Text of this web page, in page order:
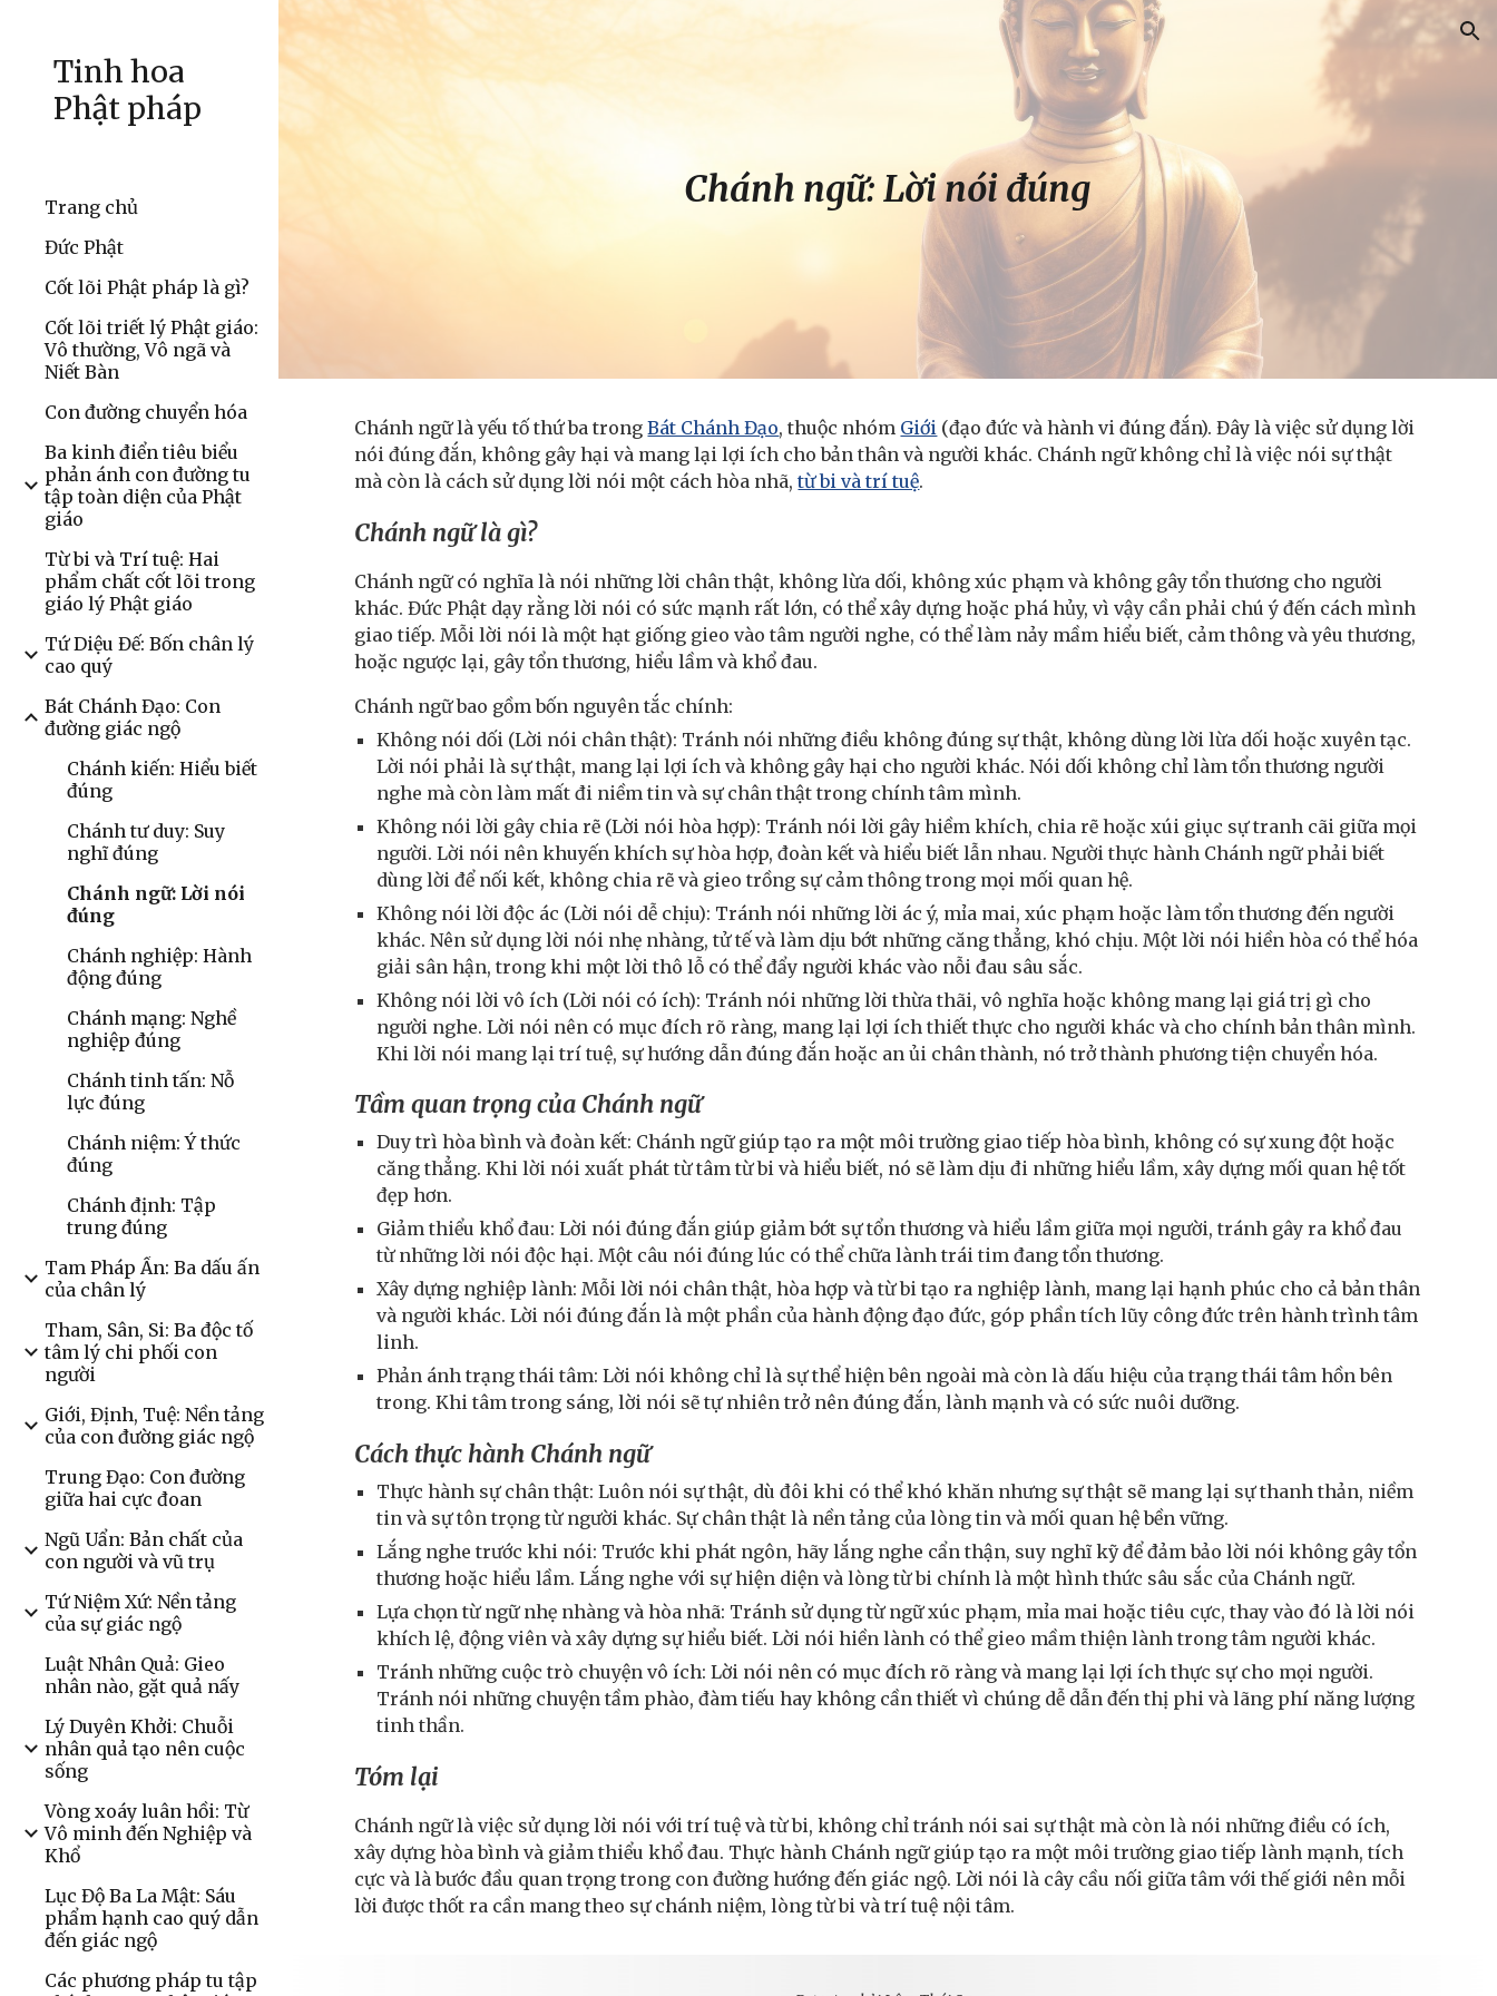
Skip to navigation
Tinh hoa
Phật pháp
Trang chủ
Đức Phật
Cốt lõi Phật pháp là gì?
Cốt lõi triết lý Phật giáo:
Vô thường, Vô ngã và
Niết Bàn
Con đường chuyển hóa
Ba kinh điển tiêu biểu
phản ánh con đường tu
tập toàn diện của Phật
giáo
Từ bi và Trí tuệ: Hai
phẩm chất cốt lõi trong
giáo lý Phật giáo
Tứ Diệu Đế: Bốn chân lý
cao quý
Bát Chánh Đạo: Con
đường giác ngộ
Chánh kiến: Hiểu biết
đúng
Chánh tư duy: Suy
nghĩ đúng
Chánh ngữ: Lời nói
đúng
Chánh nghiệp: Hành
động đúng
Chánh mạng: Nghề
nghiệp đúng
Chánh tinh tấn: Nỗ
lực đúng
Chánh niệm: Ý thức
đúng
Chánh định: Tập
trung đúng
Tam Pháp Ấn: Ba dấu ấn
của chân lý
Tham, Sân, Si: Ba độc tố
tâm lý chi phối con
người
Giới, Định, Tuệ: Nền tảng
của con đường giác ngộ
Trung Đạo: Con đường
giữa hai cực đoan
Ngũ Uẩn: Bản chất của
con người và vũ trụ
Tứ Niệm Xứ: Nền tảng
của sự giác ngộ
Luật Nhân Quả: Gieo
nhân nào, gặt quả nấy
Lý Duyên Khởi: Chuỗi
nhân quả tạo nên cuộc
sống
Vòng xoáy luân hồi: Từ
Vô minh đến Nghiệp và
Khổ
Lục Độ Ba La Mật: Sáu
phẩm hạnh cao quý dẫn
đến giác ngộ
Các phương pháp tu tập
Chánh ngữ: Lời nói đúng
Chánh ngữ là yếu tố thứ ba trongBát Chánh Đạo, thuộc nhóm Giới (đạo đức và hành vi đúng đắn). Đây là việc sử dụng lời
nói đúng đắn, không gây hại và mang lại lợi ích cho bản thân và người khác. Chánh ngữ không chỉ là việc nói sự thật
mà còn là cách sử dụng lời nói một cách hòa nhã,từ bi và trí tuệ.
Chánh ngữ là gì?
Chánh ngữ có nghĩa là nói những lời chân thật, không lừa dối, không xúc phạm và không gây tổn thương cho người
khác. Đức Phật dạy rằng lời nói có sức mạnh rất lớn, có thể xây dựng hoặc phá hủy, vì vậy cần phải chú ý đến cách mình
giao tiếp. Mỗi lời nói là một hạt giống gieo vào tâm người nghe, có thể làm nảy mầm hiểu biết, cảm thông và yêu thương,
hoặc ngược lại, gây tổn thương, hiểu lầm và khổ đau.
Chánh ngữ bao gồm bốn nguyên tắc chính:
Không nói dối (Lời nói chân thật): Tránh nói những điều không đúng sự thật, không dùng lời lừa dối hoặc xuyên tạc.
Lời nói phải là sự thật, mang lại lợi ích và không gây hại cho người khác. Nói dối không chỉ làm tổn thương người
nghe mà còn làm mất đi niềm tin và sự chân thật trong chính tâm mình.
Không nói lời gây chia rẽ (Lời nói hòa hợp): Tránh nói lời gây hiềm khích, chia rẽ hoặc xúi giục sự tranh cãi giữa mọi
người. Lời nói nên khuyến khích sự hòa hợp, đoàn kết và hiểu biết lẫn nhau. Người thực hành Chánh ngữ phải biết
dùng lời để nối kết, không chia rẽ và gieo trồng sự cảm thông trong mọi mối quan hệ.
Không nói lời độc ác (Lời nói dễ chịu): Tránh nói những lời ác ý, mỉa mai, xúc phạm hoặc làm tổn thương đến người
khác. Nên sử dụng lời nói nhẹ nhàng, tử tế và làm dịu bớt những căng thẳng, khó chịu. Một lời nói hiền hòa có thể hóa
giải sân hận, trong khi một lời thô lỗ có thể đẩy người khác vào nỗi đau sâu sắc.
Không nói lời vô ích (Lời nói có ích): Tránh nói những lời thừa thãi, vô nghĩa hoặc không mang lại giá trị gì cho
người nghe. Lời nói nên có mục đích rõ ràng, mang lại lợi ích thiết thực cho người khác và cho chính bản thân mình.
Khi lời nói mang lại trí tuệ, sự hướng dẫn đúng đắn hoặc an ủi chân thành, nó trở thành phương tiện chuyển hóa.
Tầm quan trọng của Chánh ngữ
Duy trì hòa bình và đoàn kết: Chánh ngữ giúp tạo ra một môi trường giao tiếp hòa bình, không có sự xung đột hoặc
căng thẳng. Khi lời nói xuất phát từ tâm từ bi và hiểu biết, nó sẽ làm dịu đi những hiểu lầm, xây dựng mối quan hệ tốt
đẹp hơn.
Giảm thiểu khổ đau: Lời nói đúng đắn giúp giảm bớt sự tổn thương và hiểu lầm giữa mọi người, tránh gây ra khổ đau
từ những lời nói độc hại. Một câu nói đúng lúc có thể chữa lành trái tim đang tổn thương.
Xây dựng nghiệp lành: Mỗi lời nói chân thật, hòa hợp và từ bi tạo ra nghiệp lành, mang lại hạnh phúc cho cả bản thân
và người khác. Lời nói đúng đắn là một phần của hành động đạo đức, góp phần tích lũy công đức trên hành trình tâm
linh.
Phản ánh trạng thái tâm: Lời nói không chỉ là sự thể hiện bên ngoài mà còn là dấu hiệu của trạng thái tâm hồn bên
trong. Khi tâm trong sáng, lời nói sẽ tự nhiên trở nên đúng đắn, lành mạnh và có sức nuôi dưỡng.
Cách thực hành Chánh ngữ
Thực hành sự chân thật: Luôn nói sự thật, dù đôi khi có thể khó khăn nhưng sự thật sẽ mang lại sự thanh thản, niềm
tin và sự tôn trọng từ người khác. Sự chân thật là nền tảng của lòng tin và mối quan hệ bền vững.
Lắng nghe trước khi nói: Trước khi phát ngôn, hãy lắng nghe cẩn thận, suy nghĩ kỹ để đảm bảo lời nói không gây tổn
thương hoặc hiểu lầm. Lắng nghe với sự hiện diện và lòng từ bi chính là một hình thức sâu sắc của Chánh ngữ.
Lựa chọn từ ngữ nhẹ nhàng và hòa nhã: Tránh sử dụng từ ngữ xúc phạm, mỉa mai hoặc tiêu cực, thay vào đó là lời nói
khích lệ, động viên và xây dựng sự hiểu biết. Lời nói hiền lành có thể gieo mầm thiện lành trong tâm người khác.
Tránh những cuộc trò chuyện vô ích: Lời nói nên có mục đích rõ ràng và mang lại lợi ích thực sự cho mọi người.
Tránh nói những chuyện tầm phào, đàm tiếu hay không cần thiết vì chúng dễ dẫn đến thị phi và lãng phí năng lượng
tinh thần.
Tóm lại
Chánh ngữ là việc sử dụng lời nói với trí tuệ và từ bi, không chỉ tránh nói sai sự thật mà còn là nói những điều có ích,
xây dựng hòa bình và giảm thiểu khổ đau. Thực hành Chánh ngữ giúp tạo ra một môi trường giao tiếp lành mạnh, tích
cực và là bước đầu quan trọng trong con đường hướng đến giác ngộ. Lời nói là cây cầu nối giữa tâm với thế giới nên mỗi
lời được thốt ra cần mang theo sự chánh niệm, lòng từ bi và trí tuệ nội tâm.